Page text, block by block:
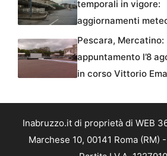
temporali in vigore:
aggiornamenti
Pescara, Mercatino:
appuntamento l’8
in corso Vittorio
Inabruzzo.it di proprietà di WEB
Marchese 10, 00141 Roma (RM)